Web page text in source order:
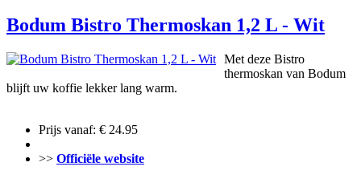
Bodum Bistro Thermoskan 1,2 L - Wit
Met deze Bistro
thermoskan van Bodum
blijft uw koffie lekker lang warm.
Prijs vanaf: € 24.95
>> Officiële website